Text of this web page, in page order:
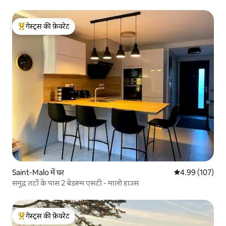
गेस्ट्स का टॉप फ़ेवरेट
गेस्ट्स की फ़ेवरेट
Saint-Malo में घर औसत रेटिंग 5 में से
4.99 (107)
समुद्र तटों के पास 2 बेडरूम एसटी - मालो हाउस
गेस्ट्स का टॉप फ़ेवरेट
गेस्ट्स की फ़ेवरेट